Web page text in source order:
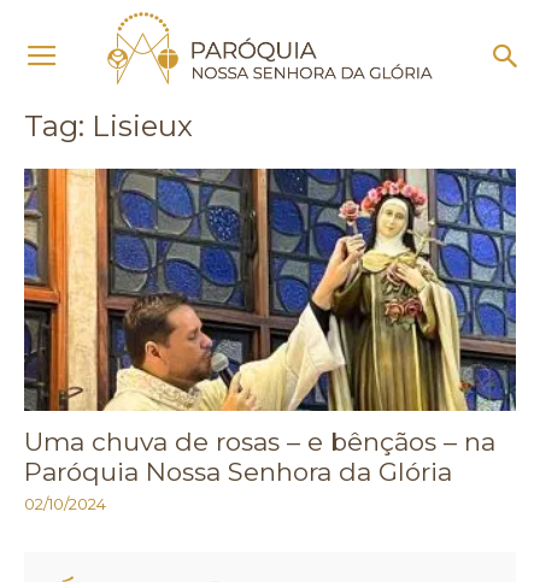
Lisieux
Tag: Lisieux
Uma chuva de rosas – e bênçãos – na
Paróquia Nossa Senhora da Glória
02/10/2024